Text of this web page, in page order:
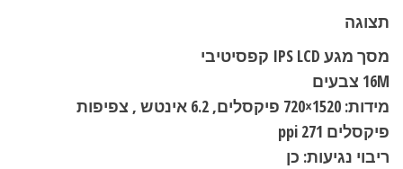
תצוגה
מסך מגע IPS LCD קפסיטיבי
16M צבעים
מידות: 1520×720 פיקסלים, 6.2 אינטש , צפיפות
פיקסלים 271 ppi
ריבוי נגיעות: כן